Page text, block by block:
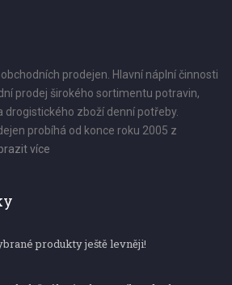
prodejen. Hlavní náplní činnosti
prodej širokého sortimentu potravin,
drogistického zboží denní potřeby.
probíhá od konce roku 2005 z
více
produkty ještě levněji!